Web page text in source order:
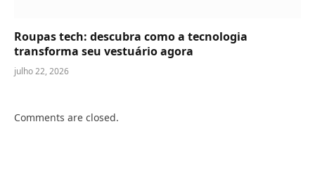
Roupas tech: descubra como a tecnologia
transforma seu vestuário agora
julho 22, 2026
Comments are closed.